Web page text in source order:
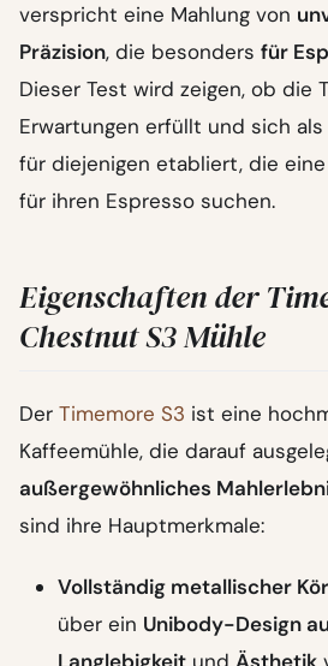
verspricht eine Mahlung von
Präzision, die besonders für
Dieser Test wird zeigen, ob die
Erwartungen erfüllt und sich als
für diejenigen etabliert, die eine
für ihren Espresso suchen.
Eigenschaften der
Chestnut S3 Mühle
Der Timemore S3 ist eine
Kaffeemühle, die darauf
außergewöhnliches
sind ihre Hauptmerkmale:
Vollständig metallischer
über ein Unibody-Design